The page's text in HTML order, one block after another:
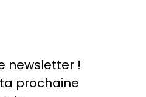
newsletter !
ta prochaine